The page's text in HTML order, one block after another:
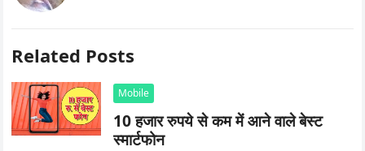
Related Posts
Mobile
10 हजार रुपये से कम में आने वाले बेस्ट
स्मार्टफोन